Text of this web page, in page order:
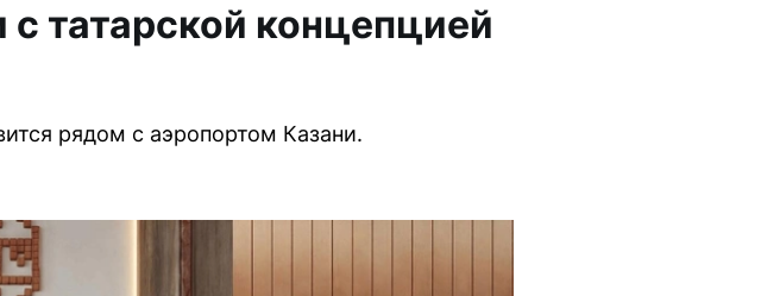
татарской концепцией
рядом с аэропортом Казани.